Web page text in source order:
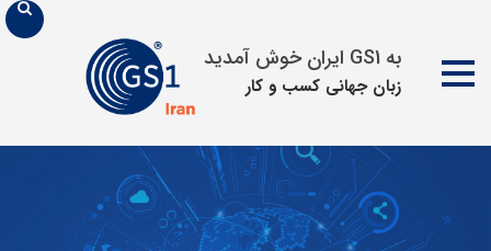
به GS1 ایران خوش آمدید
زبان جهانی كسب و كار
محتوا